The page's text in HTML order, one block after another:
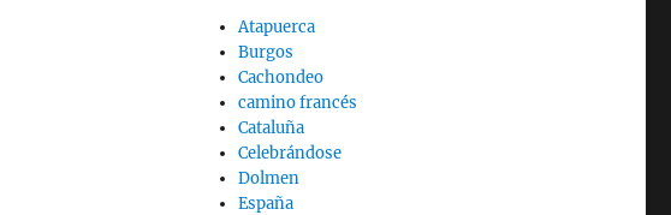
Atapuerca
Burgos
Cachondeo
camino francés
Cataluña
Celebrándose
Dolmen
España